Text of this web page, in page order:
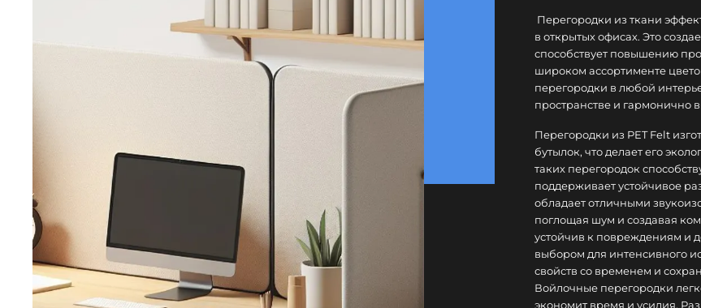
Перегородки из ткани
в открытых офисах. Это
способствует повышению
широком ассортименте
перегородки в любой
пространстве и гармонично
Перегородки из PET Felt
бутылок, что делает его
таких перегородок
поддерживает устойчивое
обладает отличными
поглощая шум и создавая
устойчив к повреждениям и
выбором для интенсивного
свойств со временем и
Войлочные перегородки
экономит время и усилия.